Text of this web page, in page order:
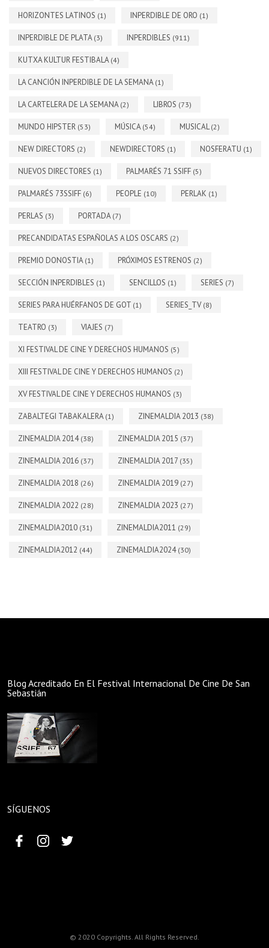
HORIZONTES LATINOS (1) INPERDIBLE DE ORO (1)
INPERDIBLE DE PLATA (3) INPERDIBLES (911)
KUTXA KULTUR FESTIBALA (4)
LA CANCIÓN INPERDIBLE DE LA SEMANA (1)
LA CARTELERA DE LA SEMANA (2) LIBROS (73)
MUNDO HIPSTER (53) MÚSICA (54) MUSICAL(2)
NEW DIRECTORS (2) NEWDIRECTORS (1) NOSFERATU (1)
NUEVOS DIRECTORES (1) PALMARÉS 71 SSIFF (5)
PALMARÉS 73SSIFF (6) PEOPLE (10) PERLAK (1)
PERLAS (3) PORTADA (7)
PRECANDIDATAS ESPAÑOLAS A LOS OSCARS (2)
PREMIO DONOSTIA (1) PRÓXIMOS ESTRENOS (2)
SECCIÓN INPERDIBLES (1) SENCILLOS (1) SERIES (7)
SERIES PARA HUÉRFANOS DE GOT (1) SERIES_TV (8)
TEATRO (3) VIAJES (7)
XI FESTIVAL DE CINE Y DERECHOS HUMANOS (5)
XIII FESTIVAL DE CINE Y DERECHOS HUMANOS (2)
XV FESTIVAL DE CINE Y DERECHOS HUMANOS (3)
ZABALTEGI TABAKALERA (1) ZINEMALDIA 2013 (38)
ZINEMALDIA 2014 (38) ZINEMALDIA 2015 (37)
ZINEMALDIA 2016 (37) ZINEMALDIA 2017 (35)
ZINEMALDIA 2018 (26) ZINEMALDIA 2019 (27)
ZINEMALDIA 2022 (28) ZINEMALDIA 2023 (27)
ZINEMALDIA2010 (31) ZINEMALDIA2011 (29)
ZINEMALDIA2012 (44) ZINEMALDIA2024 (30)
Blog Acreditado En El Festival Internacional De Cine De San
Sebastián
SÍGUENOS
© 2020 Copyrights. All Rights Reserved.